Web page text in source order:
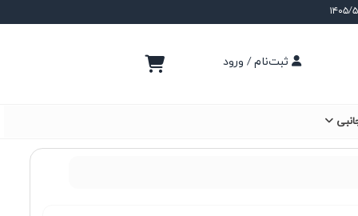
ثبت‌نام / ورود